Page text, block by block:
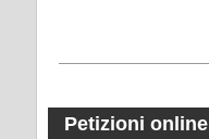
Petizioni online